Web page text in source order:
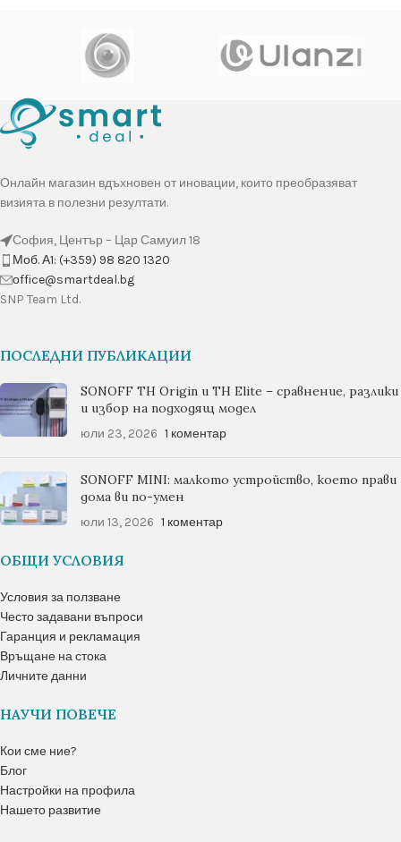
Онлайн магазин вдъхновен от иновации, които преобразяват
визията в полезни резултати.
София, Център – Цар Самуил 18
Моб. А1: (+359) 98 820 1320
оffice@smartdeal.bg
SNP Team Ltd.
ПОСЛЕДНИ ПУБЛИКАЦИИ
SONOFF TH Origin и TH Elite – сравнение, разлики
и избор на подходящ модел
юли 23, 2026 1 коментар
SONOFF MINI: малкото устройство, което прави
дома ви по-умен
юли 13, 2026 1 коментар
ОБЩИ УСЛОВИЯ
Условия за ползване
Често задавани въпроси
Гаранция и рекламация
Връщане на стока
Личните данни
НАУЧИ ПОВЕЧЕ
Кои сме ние?
Блог
Настройки на профила
Нашето развитие